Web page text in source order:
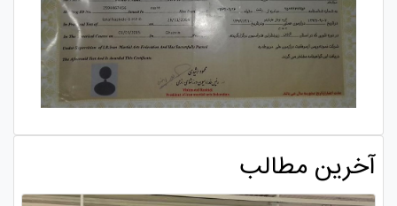
آخرین مطالب